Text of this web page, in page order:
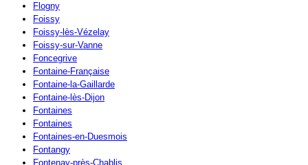
Flogny
Foissy
Foissy-lès-Vézelay
Foissy-sur-Vanne
Foncegrive
Fontaine-Française
Fontaine-la-Gaillarde
Fontaine-lès-Dijon
Fontaines
Fontaines
Fontaines-en-Duesmois
Fontangy
Fontenay-près-Chablis